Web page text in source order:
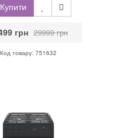
Купити
грн 29999 грн
Код товару: 751632